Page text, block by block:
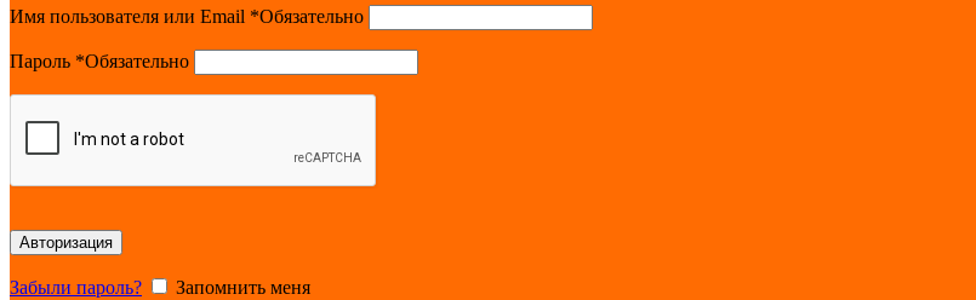
Имя пользователя или Email *Обязательно
Пароль *Обязательно
Авторизация
Забыли пароль? Запомнить меня